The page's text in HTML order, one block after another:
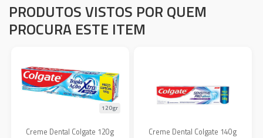
PRODUTOS VISTOS POR QUEM
PROCURA ESTE ITEM
Creme Dental Colgate 120g
120gr
Creme Dental Colgate 140g